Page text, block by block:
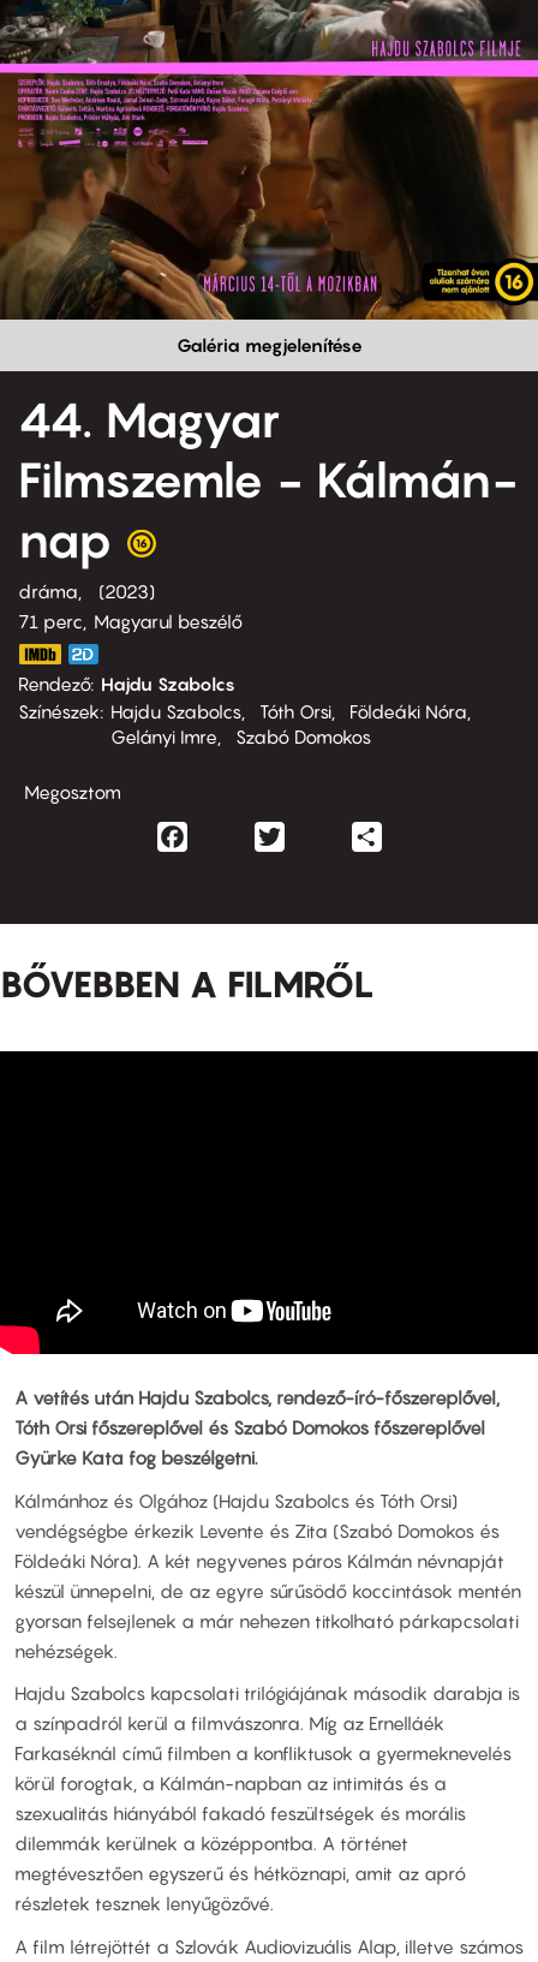
Galéria megjelenítése
44. Magyar
Filmszemle - Kálmán-
nap
dráma
2023
71 perc,
Magyarul beszélő
Rendező Hajdu Szabolcs
Színészek
Hajdu Szabolcs Tóth Orsi
Földeáki Nóra
Gelányi Imre
Szabó Domokos
Megosztom
Facebook
BŐVEBBEN A FILMRŐL
A vetítés után Hajdu Szabolcs, rendező-író-főszereplővel,
Tóth Orsi főszereplővel és Szabó Domokos főszereplővel
Gyürke Kata fog beszélgetni.
Kálmánhoz és Olgához (Hajdu Szabolcs és Tóth Orsi)
vendégségbe érkezik Levente és Zita (Szabó Domokos és
Földeáki Nóra). A két negyvenes páros Kálmán névnapját
készül ünnepelni, de az egyre sűrűsödő koccintások mentén
gyorsan felsejlenek a már nehezen titkolható párkapcsolati
nehézségek.
Hajdu Szabolcs kapcsolati trilógiájának második darabja is
a színpadról kerül a filmvászonra. Míg az Ernelláék
Farkaséknál című filmben a konfliktusok a gyermeknevelés
körül forogtak, a Kálmán-napban az intimitás és a
szexualitás hiányából fakadó feszültségek és morális
dilemmák kerülnek a középpontba. A történet
megtévesztően egyszerű és hétköznapi, amit az apró
részletek tesznek lenyűgözővé.
A film létrejöttét a Szlovák Audiovizuális Alap, illetve számos